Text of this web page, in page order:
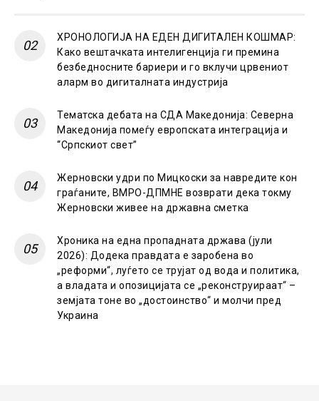
ХРОНОЛОГИЈА НА ЕДЕН ДИГИТАЛЕН КОШМАР:
Како вештачката интелигенција ги премина
безбедносните бариери и го вклучи црвениот
аларм во дигиталната индустрија
Тематска дебата на СДА Македонија: Северна
Македонија помеѓу европската интеграција и
“Српскиот свет”
Жерновски удри по Мицкоски за навредите кон
граѓаните, ВМРО-ДПМНЕ возврати дека токму
Жерновски живее на државна сметка
Хроника на една пропадната држава (јули
2026): Додека правдата е заробена во
„реформи“, луѓето се трујат од вода и политика,
а владата и опозицијата се „реконструираат“ –
земјата тоне во „достоинство“ и молчи пред
Украина